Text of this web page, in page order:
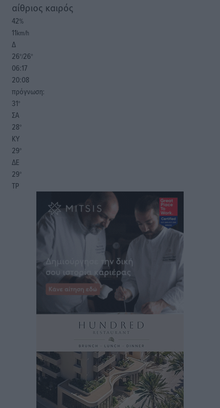
αίθριος καιρός
42%
11km/h
Δ
26°/26°
06:17
20:08
πρόγνωση:
31°
ΣΑ
28°
ΚΥ
29°
ΔΕ
29°
ΤΡ